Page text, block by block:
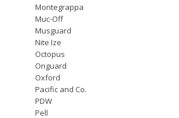
Montegrappa
Muc-Off
Musguard
Nite Ize
Octopus
Onguard
Oxford
Pacific and Co.
PDW
Pell